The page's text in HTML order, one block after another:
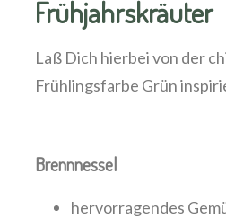
Frühjahrskräuter
Laß Dich hierbei von der
Frühlingsfarbe Grün
Brennnessel
hervorragendes